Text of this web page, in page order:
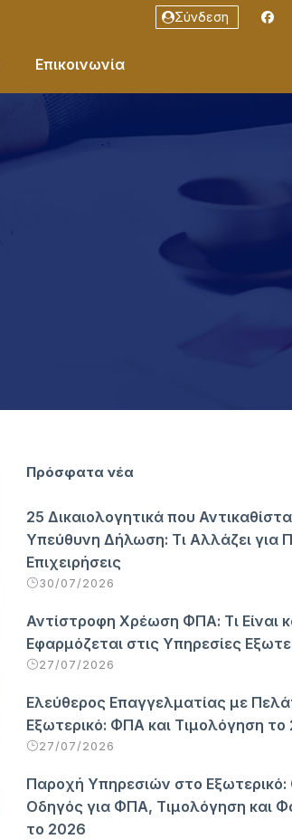
Σύνδεση
Επικοινωνία
Πρόσφατα νέα
25 Δικαιολογητικά που
Υπεύθυνη Δήλωση: Τι Αλλάζει για
Επιχειρήσεις
30/07/2026
Αντίστροφη Χρέωση ΦΠΑ: Τι Είναι
Εφαρμόζεται στις Υπηρεσίες
27/07/2026
Ελεύθερος Επαγγελματίας με
Εξωτερικό: ΦΠΑ και Τιμολόγηση το
27/07/2026
Παροχή Υπηρεσιών στο
Οδηγός για ΦΠΑ, Τιμολόγηση και
το 2026